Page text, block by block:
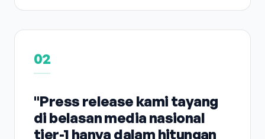
02
"Press release kami tayang
di belasan media nasional
tier-1 hanya dalam hitungan